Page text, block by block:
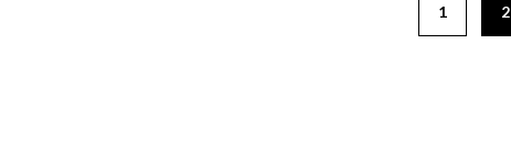
1 2